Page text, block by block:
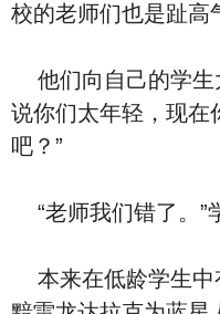
校的老师们也是趾高
他们向自己的学生
说你们太年轻，现在
吧？”
“老师我们错了。”
本来在低龄学生中